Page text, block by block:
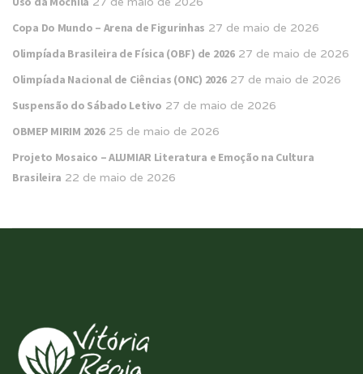
Copa Do Mundo – Arena de Figurinhas 27 de maio de 2026
Olimpíada Brasileira de Física (OBF) de 2026 27 de maio de 2026
Olimpíada Nacional de Ciências (ONC) 2026 27 de maio de 2026
Suspensão do Sábado Letivo 27 de maio de 2026
OBMEP MIRIM 2026 25 de maio de 2026
Projeto Mosaico – ALUMIAR Literatura e Emoção na Cultura
Brasileira 22 de maio de 2026